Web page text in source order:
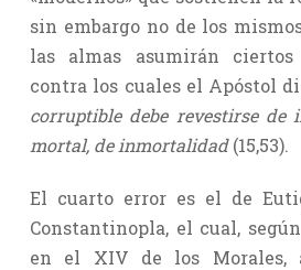
sin embargo no de los
las almas asumirán ciertos
contra los cuales el Apóstol
corruptible debe revestirse de
mortal, de inmortalidad(15,53).
El cuarto error es el de
Constantinopla, el cual,
en el XIV de los Morales,